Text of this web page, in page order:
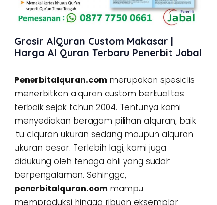
Grosir AlQuran Custom Makasar |
Harga Al Quran Terbaru Penerbit Jabal
Penerbitalquran.com merupakan spesialis
menerbitkan alquran custom berkualitas
terbaik sejak tahun 2004. Tentunya kami
menyediakan beragam pilihan alquran, baik
itu alquran ukuran sedang maupun alquran
ukuran besar. Terlebih lagi, kami juga
didukung oleh tenaga ahli yang sudah
berpengalaman. Sehingga,
penerbitalquran.com mampu
memproduksi hingga ribuan eksemplar